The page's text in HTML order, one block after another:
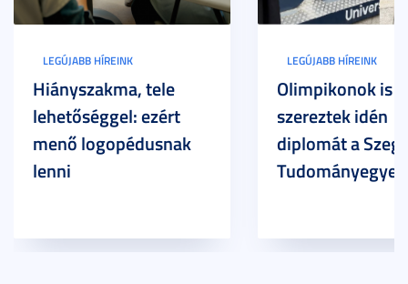
LEGÚJABB HÍREINK
Hiányszakma, tele
lehetőséggel: ezért
menő logopédusnak
lenni
LEGÚJABB HÍREINK
Olimpikonok is
szereztek idén
diplomát a